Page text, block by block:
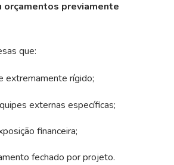
orçamentos previamente
que:
extremamente rígido;
externas específicas;
financeira;
fechado por projeto.